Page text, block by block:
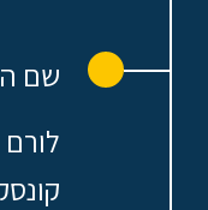
שם